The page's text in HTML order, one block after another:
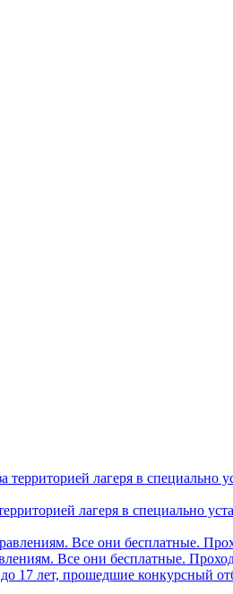
лагеря в специально
Все они бесплатные.